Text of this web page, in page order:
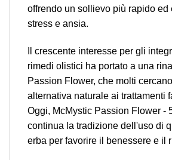
offrendo un sollievo più rapido ed
stress e ansia.
Il crescente interesse per gli
rimedi olistici ha portato a una
Passion Flower, che molti
alternativa naturale ai trattamenti
Oggi, McMystic Passion Flower -
continua la tradizione dell'uso di
erba per favorire il benessere e il